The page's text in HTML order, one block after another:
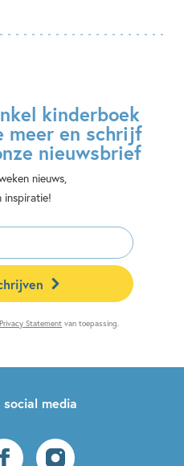
kinderboek
meer en schrijf
nieuwsbrief
nieuws,
inspiratie!
Statement van toepassing.
media